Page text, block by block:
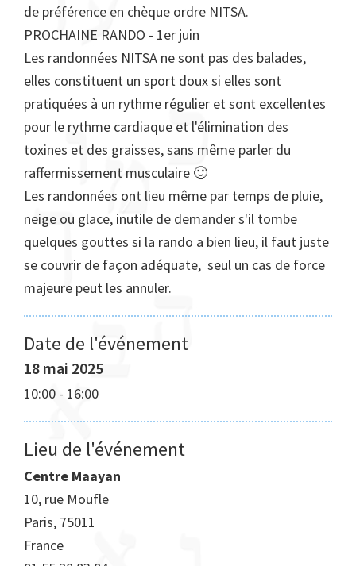
de préférence en chèque ordre NITSA.
PROCHAINE RANDO - 1er juin
Les randonnées NITSA ne sont pas des balades,
elles constituent un sport doux si elles sont
pratiquées à un rythme régulier et sont excellentes
pour le rythme cardiaque et l'élimination des
toxines et des graisses, sans même parler du
raffermissement musculaire 🙂
Les randonnées ont lieu même par temps de pluie,
neige ou glace, inutile de demander s'il tombe
quelques gouttes si la rando a bien lieu, il faut juste
se couvrir de façon adéquate, seul un cas de force
majeure peut les annuler.
Date de l'événement
18 mai 2025
10:00 - 16:00
Lieu de l'événement
Centre Maayan
10, rue Moufle
Paris, 75011
France